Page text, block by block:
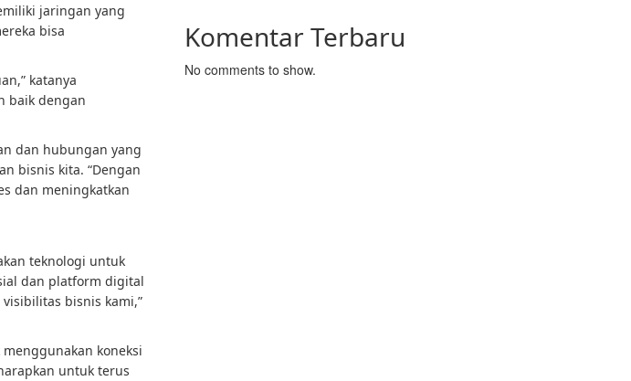
jaringan yang
bisa
katanya
baik dengan
dan hubungan yang
bisnis kita. “Dengan
dan meningkatkan
teknologi untuk
dan platform digital
bisnis kami,”
koneksi
untuk terus
Komentar Terbaru
No comments to show.